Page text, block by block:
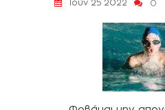
Ιούν 25 2022 0